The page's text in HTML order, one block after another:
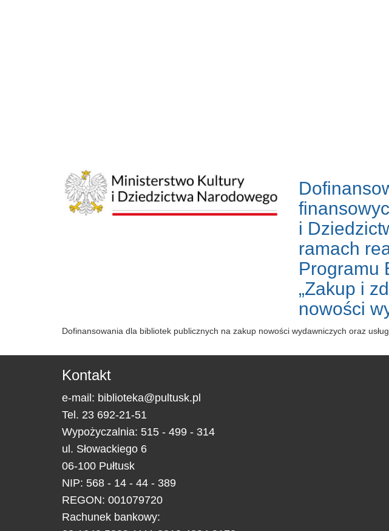
i
ramach
Programu
„Zakup i
nowości
Dofinansowania dla bibliotek publicznych na zakup nowości wydawniczych oraz
Kontakt
e-mail: biblioteka@pultusk.pl
Tel. 23 692-21-51
Wypożyczalnia: 515 - 499 - 314
ul. Słowackiego 6
06-100 Pułtusk
NIP: 568 - 14 - 44 - 389
REGON: 001079720
Rachunek bankowy: